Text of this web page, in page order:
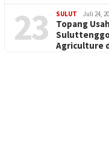
23 SULUT Juli 24,
Topang
Agriculture